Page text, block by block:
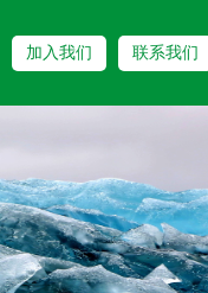
联系我们
加入我们